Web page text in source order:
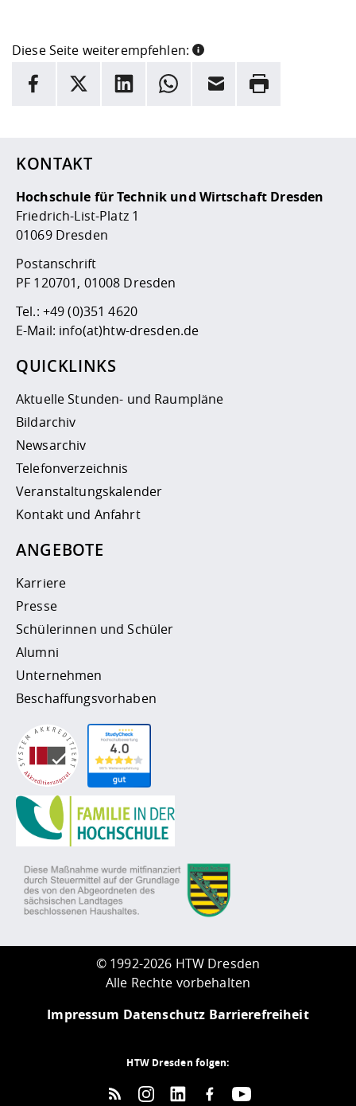
Diese Seite weiterempfehlen:
INFORMATION
Facebook
X LinkedInWhatsappE-Mail Drucken
KONTAKT
Hochschule für Technik und Wirtschaft Dresden
Friedrich-List-Platz 1
01069 Dresden
Postanschrift
PF 120701, 01008 Dresden
Tel.: +49 (0)351 4620
E-Mail: info(at)htw-dresden.de
QUICKLINKS
Aktuelle Stunden- und Raumpläne
Bildarchiv
Newsarchiv
Telefonverzeichnis
Veranstaltungskalender
Kontakt und Anfahrt
ANGEBOTE
Karriere
Presse
Schülerinnen und Schüler
Alumni
Unternehmen
Beschaffungsvorhaben
© 1992-2026 HTW Dresden
Alle Rechte vorbehalten
Impressum Datenschutz Barrierefreiheit
HTW Dresden folgen: